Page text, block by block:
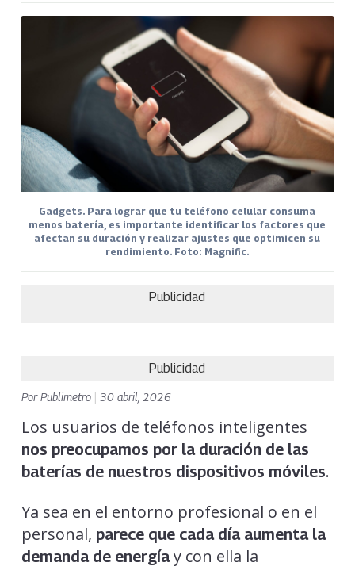
Gadgets. Para lograr que tu teléfono celular consuma
menos batería, es importante identificar los factores que
afectan su duración y realizar ajustes que optimicen su
rendimiento. Foto: Magnific.
Publicidad
Publicidad
PorPublimetro 30 abril, 2026
Los usuarios de teléfonos inteligentes
nos preocupamos por la duración de las
baterías de nuestros dispositivos móviles.
Ya sea en el entorno profesional o en el
personal, parece que cada día aumenta la
demanda de energíay con ella la